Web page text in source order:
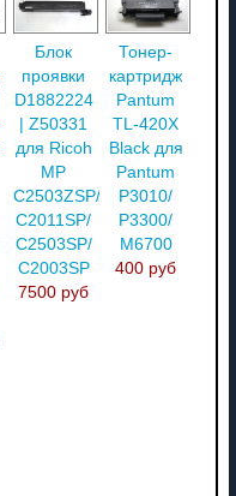
Блок
проявки
D1882224
| Z50331
для Ricoh
MP
C2503ZSP/
C2011SP/
C2503SP/
C2003SP
7500 руб
Тонер-
картридж
Pantum
TL-420X
Black для
Pantum
P3010/
P3300/
M6700
400 руб